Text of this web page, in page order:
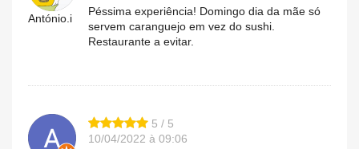
António.i
Péssima experiência! Domingo dia da mãe só
servem caranguejo em vez do sushi.
Restaurante a evitar.
5 / 5
10/04/2022 à 09:06